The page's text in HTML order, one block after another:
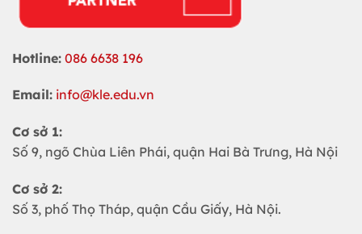
Hotline: 086 6638 196
Email: info@kle.edu.vn
Cơ sở 1:
Số 9, ngõ Chùa Liên Phái, quận Hai Bà Trưng, Hà Nội
Cơ sở 2:
Số 3, phố Thọ Tháp, quận Cầu Giấy, Hà Nội.